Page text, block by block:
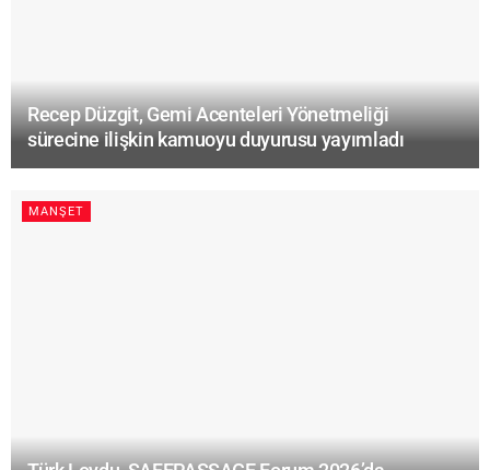
Recep Düzgit, Gemi Acenteleri Yönetmeliği
sürecine ilişkin kamuoyu duyurusu yayımladı
MANŞET